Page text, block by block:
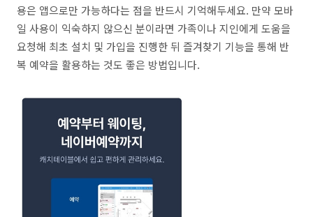
용은 앱으로만 가능하다는 점을 반드시 기억해두세요. 만약 모바
일 사용이 익숙하지 않으신 분이라면 가족이나 지인에게 도움을
요청해 최초 설치 및 가입을 진행한 뒤 즐겨찾기 기능을 통해 반
복 예약을 활용하는 것도 좋은 방법입니다.